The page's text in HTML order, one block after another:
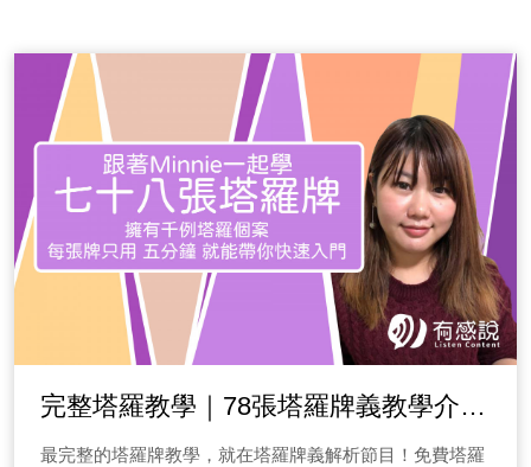
完整塔羅教學｜78張塔羅牌義教學介紹
｜每張塔羅牌義運用案例學習
最完整的塔羅牌教學，就在塔羅牌義解析節目！免費塔羅